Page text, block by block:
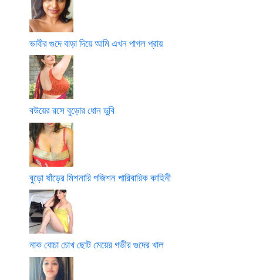
ভাবীর গুদে বাড়া দিয়ে আমি এখন পাগল প্রায়
বউয়ের রসে বুড়োর ধোন ডুবি
বুড়ো ষাঁড়ের মিশনারি পজিশন পারিবারিক কাহিনী
নাক বোচা চোখ ছোট মেয়ের গভীর গুদের খাল